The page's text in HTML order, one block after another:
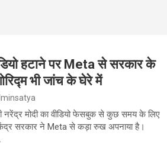
हटाने पर Meta से सरकार के
भी जांच के घेरे में
नरेंद्र मोदी का वीडियो फेसबुक से कुछ समय के लिए
सरकार ने Meta से कड़ा रुख अपनाया है।